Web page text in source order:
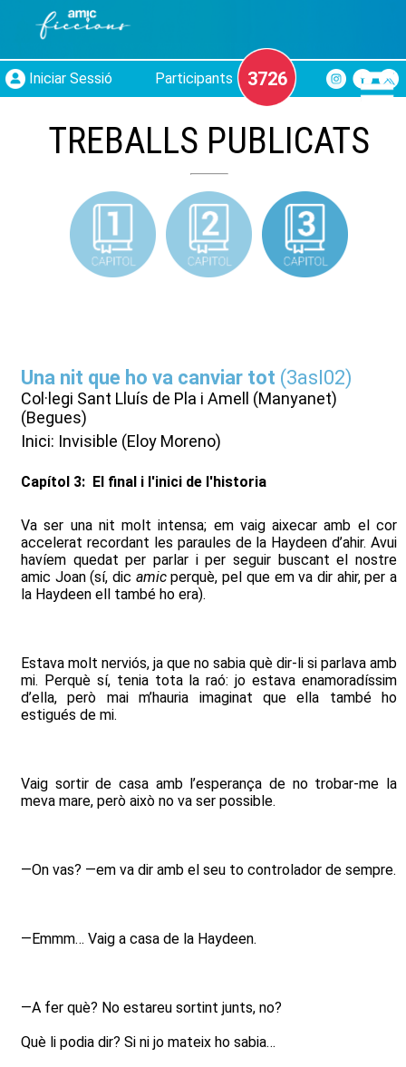
Iniciar Sessió Participants 3726
TREBALLS PUBLICATS
Una nit que ho va canviar tot (3asl02)
Col·legi Sant Lluís de Pla i Amell (Manyanet)
(Begues)
Inici: Invisible (Eloy Moreno)
Capítol 3: El final i l'inici de l'historia
Va ser una nit molt intensa; em vaig aixecar amb el cor
accelerat recordant les paraules de la Haydeen d’ahir. Avui
havíem quedat per parlar i per seguir buscant el nostre
amic Joan (sí, dic amicperquè, pel que em va dir ahir, per a
la Haydeen ell també ho era).
Estava molt nerviós, ja que no sabia què dir-li si parlava amb
mi. Perquè sí, tenia tota la raó: jo estava enamoradíssim
d’ella, però mai m’hauria imaginat que ella també ho
estigués de mi.
Vaig sortir de casa amb l’esperança de no trobar-me la
meva mare, però això no va ser possible.
—On vas? —em va dir amb el seu to controlador de sempre.
—Emmm… Vaig a casa de la Haydeen.
—A fer què? No estareu sortint junts, no?
Què li podia dir? Si ni jo mateix ho sabia…